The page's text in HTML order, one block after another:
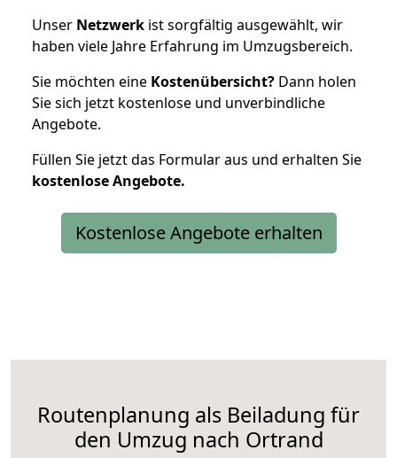
Unser Netzwerk ist sorgfältig ausgewählt, wir
haben viele Jahre Erfahrung im Umzugsbereich.
Sie möchten eine Kostenübersicht? Dann holen
Sie sich jetzt kostenlose und unverbindliche
Angebote.
Füllen Sie jetzt das Formular aus und erhalten Sie
kostenloseAngebote.
Kostenlose Angebote erhalten
Routenplanung als Beiladung für
den Umzug nach Ortrand